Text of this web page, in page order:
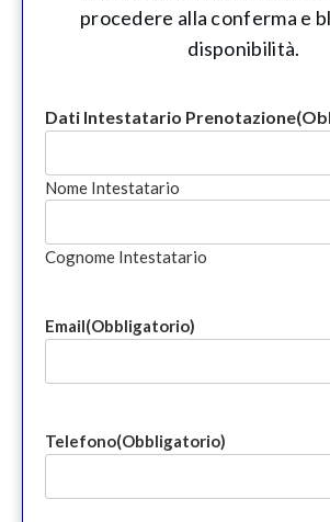
procedere alla conferma e
disponibilità.
Dati Intestatario Prenotazione
Nome Intestatario
Cognome Intestatario
Email(Obbligatorio)
Telefono(Obbligatorio)